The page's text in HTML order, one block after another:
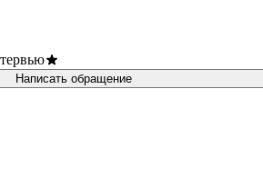
Написать обращение